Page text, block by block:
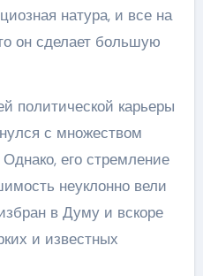
натура, и все на
он сделает большую
политической карьеры
с множеством
его стремление
неуклонно вели
в Думу и вскоре
и известных